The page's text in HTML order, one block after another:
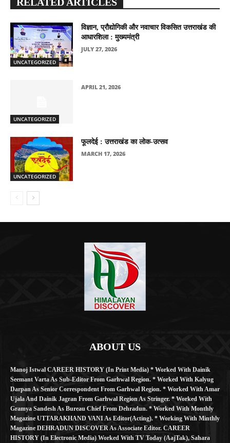
UNCATEGORIZED
विज्ञान, प्रौद्योगिकी और नवाचार विकसित उत्तराखंड की
आधारशिला : मुख्यमंत्री
JULY 27, 2026
UNCATEGORIZED
APRIL 21, 2026
UNCATEGORIZED
फूलदेई : उत्तराखंड का लोक-उत्सव
MARCH 17, 2026
ABOUT US
Manoj Istwal CAREER HISTORY (in Print Media) * Worked With Dainik
Seemant Varta As Sub-Editor From Garhwal Region. * Worked With Kalyug
Darpan As Senior Correspondent From Garhwal Region. * Worked With Amar
Ujala And Dainik Jagran From Garhwal Region As Stringer. * Worked With
Gramya Sandesh As Bureau Chief From Dehradun. * Worked With Monthly
Magazine UTTARAKHAND VANI As Editor(Acting). * Working With Minthly
Magazine DEHRADUN DISCOVER As Associate Editor. CAREER
HISTORY (in Electronic Media) Worked With TV Today (AajTak), Sahara